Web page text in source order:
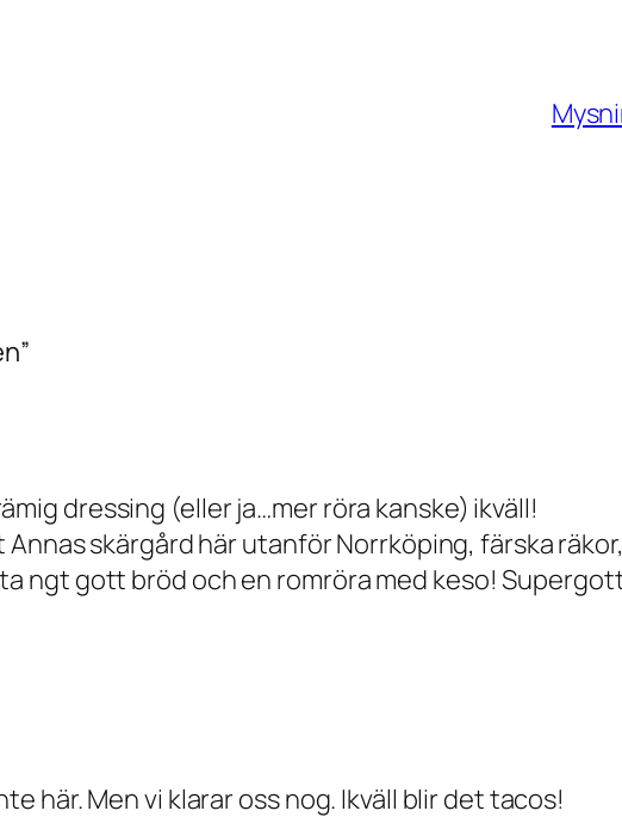
dressing (eller ja…mer röra kanske) ikväll!
skärgård här utanför Norrköping, färska
ngt gott bröd och en romröra med keso!
här. Men vi klarar oss nog. Ikväll blir det tacos!